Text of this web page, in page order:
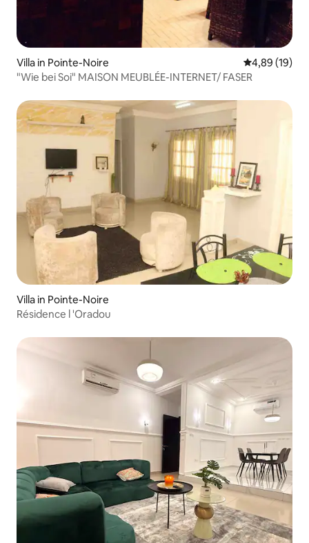
Villa in Pointe-Noire
4,89 (19)
"Wie bei Soi" MAISON MEUBLÉE-INTERNET/ FASER
Villa in Pointe-Noire
Résidence l 'Oradou